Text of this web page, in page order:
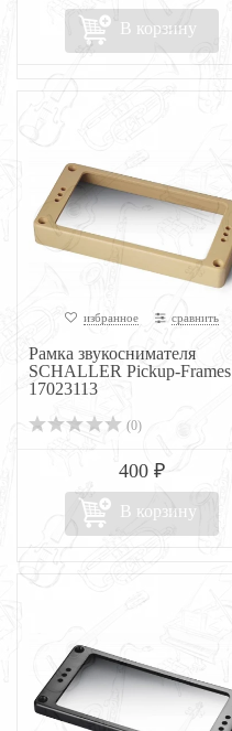
В корзину
избранное сравнить
Рамка звукоснимателя
SCHALLER Pickup-Frames
17023113
(0)
400 ₽
В корзину